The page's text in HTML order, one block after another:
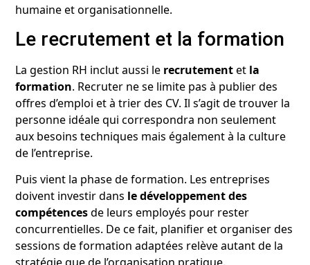
humaine et organisationnelle.
Le recrutement et la formation
La gestion RH inclut aussi le recrutementet la
formation. Recruter ne se limite pas à publier des
offres d’emploi et à trier des CV. Il s’agit de trouver la
personne idéale qui correspondra non seulement
aux besoins techniques mais également à la culture
de l’entreprise.
Puis vient la phase de formation. Les entreprises
doivent investir dans le développement des
compétencesde leurs employés pour rester
concurrentielles. De ce fait, planifier et organiser des
sessions de formation adaptées relève autant de la